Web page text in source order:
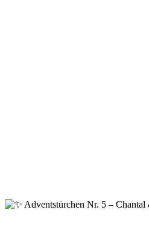
Adventstürchen Nr. 5 – Chantal